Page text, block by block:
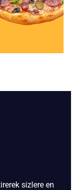
sizlere en